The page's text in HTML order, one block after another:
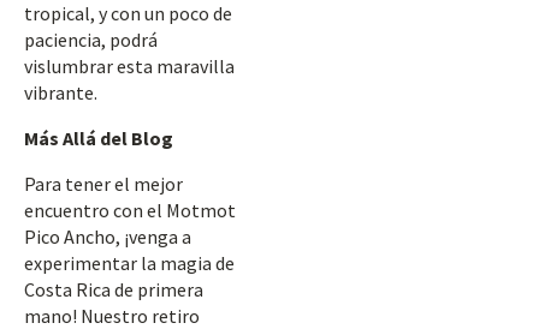
tropical, y con un poco de
paciencia, podrá
vislumbrar esta maravilla
vibrante.
Más Allá del Blog
Para tener el mejor
encuentro con el Motmot
Pico Ancho, ¡venga a
experimentar la magia de
Costa Rica de primera
mano! Nuestro retiro